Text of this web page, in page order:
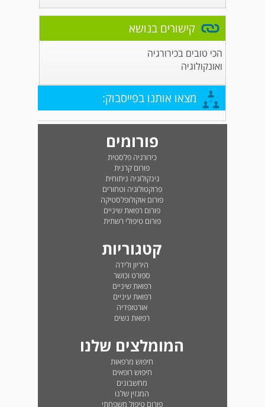
קישורים בנושא
הכי טובים בכירורגיה
ואונקולוגיה
מצאו אותנו בפייסבוק:
פורומים
כירורגיה פלסטית
פורום קרנית
גינקולוגיה ניתוחית
פרוקטולוגיה וטחורים
פורום אוקולופלסטיקה
פורום רפואת שיניים
פורום טיפולי רשתית
קטגוריות
היריון ולידה
ספורט וכושר
רפואת שיניים
רפואת עיניים
אורטופדיה
רפואת נשים
המומלצים שלנו
חיפוש מרפאות
חיפוש רופאים
מחשבונים
המגזין שלנו
פורום טיפול משפחתי